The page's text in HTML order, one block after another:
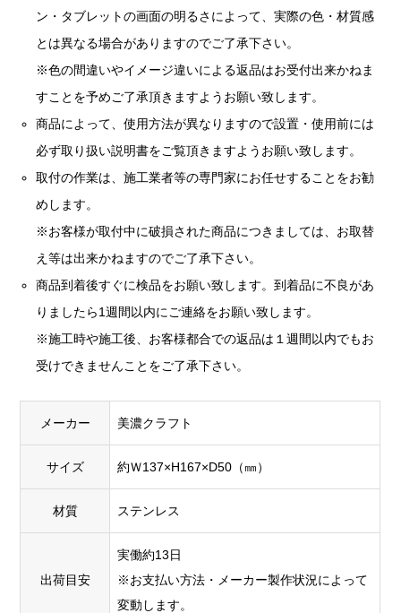
ン・タブレットの画面の明るさによって、実際の色・材質感
とは異なる場合がありますのでご了承下さい。
※色の間違いやイメージ違いによる返品はお受付出来かねま
すことを予めご了承頂きますようお願い致します。
商品によって、使用方法が異なりますので設置・使用前には
必ず取り扱い説明書をご覧頂きますようお願い致します。
取付の作業は、施工業者等の専門家にお任せすることをお勧
めします。
※お客様が取付中に破損された商品につきましては、お取替
え等は出来かねますのでご了承下さい。
商品到着後すぐに検品をお願い致します。到着品に不良があ
りましたら1週間以内にご連絡をお願い致します。
※施工時や施工後、お客様都合での返品は１週間以内でもお
受けできませんことをご了承下さい。
メーカー 美濃クラフト
サイズ 約Ｗ137×H167×D50（㎜）
材質 ステンレス
出荷目安
実働約13日
※お支払い方法・メーカー製作状況によって
変動します。